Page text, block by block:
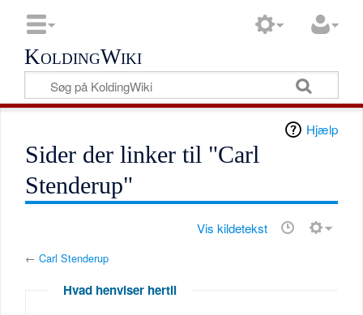
KoldingWiki
Hjælp
Sider der linker til "Carl
Stenderup"
Vis kildetekst
←Carl Stenderup
Hvad henviser hertil